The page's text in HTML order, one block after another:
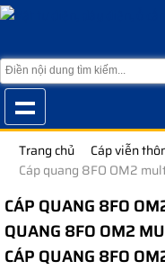
Trang chủ Cáp viễn
Cáp quang 8FO OM2
CÁP QUANG 8FO
QUANG 8FO OM2
CÁP QUANG 8FO